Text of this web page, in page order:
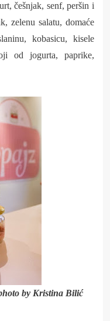
češnjak, senf, peršin i
zelenu salatu, domaće
kobasicu, kisele
od jogurta, paprike,
by Kristina Bilić